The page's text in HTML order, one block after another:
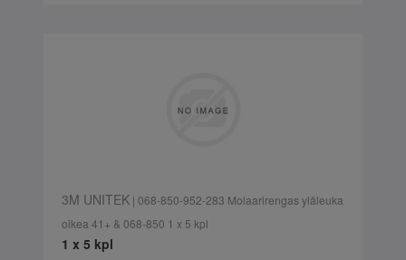
3M UNITEK| 068-850-952-283 Molaarirengas yläleuka
oikea 41+ & 068-850 1 x 5 kpl
1 x 5 kpl